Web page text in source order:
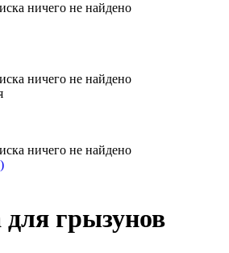
ничего не найдено
ничего не найдено
ничего не найдено
грызунов